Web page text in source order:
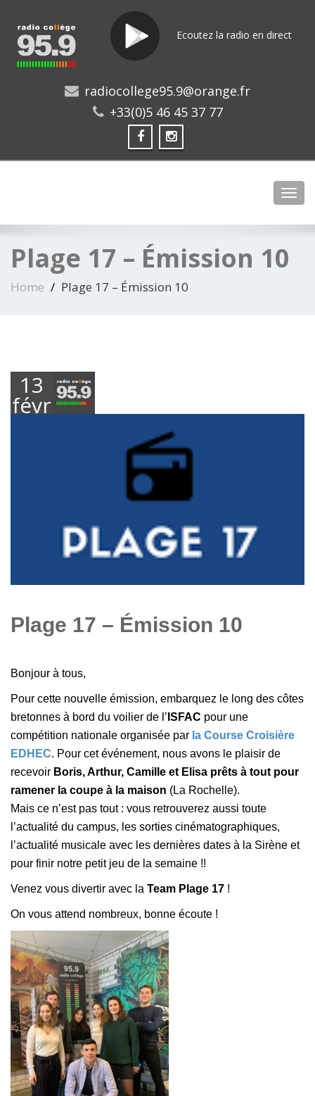
Ecoutez la radio en direct
radiocollege95.9@orange.fr
+33(0)5 46 45 37 77
Plage 17 – Émission 10
Home Plage 17 – Émission 10
13
février
Plage 17 – Émission 10
Bonjour à tous,
Pour cette nouvelle émission, embarquez le long des côtes
bretonnes à bord du voilier de l’ ISFAC pour une
compétition nationale organisée par la Course Croisière
EDHEC. Pour cet événement, nous avons le plaisir de
recevoir Boris, Arthur, Camille et Elisa prêts à tout pour
ramener la coupe à la maison (La Rochelle).
Mais ce n’est pas tout : vous retrouverez aussi toute
l’actualité du campus, les sorties cinématographiques,
l’actualité musicale avec les dernières dates à la Sirène et
pour finir notre petit jeu de la semaine !!
Venez vous divertir avec la Team Plage 17 !
On vous attend nombreux, bonne écoute !